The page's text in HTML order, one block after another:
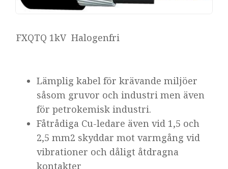
FXQTQ 1kV Halogenfri
Lämplig kabel för krävande miljöer
såsom gruvor och industri men även
för petrokemisk industri.
Fåtrådiga Cu-ledare även vid 1,5 och
2,5 mm2 skyddar mot varmgång vid
vibrationer och dåligt åtdragna
kontakter